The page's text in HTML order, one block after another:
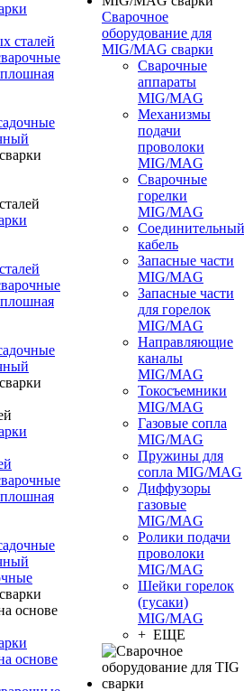
сталей
основе
Сварочное
оборудование для
MIG/MAG сварки
Сварочные
аппараты
MIG/MAG
Механизмы
подачи
проволоки
MIG/MAG
Сварочные
горелки
MIG/MAG
Соединительный
кабель
Запасные части
MIG/MAG
Запасные части
для горелок
MIG/MAG
Направляющие
каналы
MIG/MAG
Токосъемники
MIG/MAG
Газовые сопла
MIG/MAG
Пружины для
сопла MIG/MAG
Диффузоры
газовые
MIG/MAG
Ролики подачи
проволоки
MIG/MAG
Шейки горелок
(гусаки)
MIG/MAG
+ ЕЩЕ